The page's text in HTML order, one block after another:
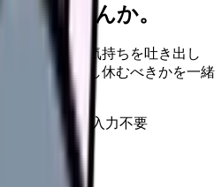
みませんか。
せん。今の気持ちを吐き出し
べきか、少し休むべきかを一緒
し
病院名は入力不要
する